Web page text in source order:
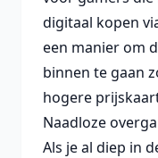
digitaal kopen
een manier om
binnen te gaan
hogere
Naadloze
Als je al diep in